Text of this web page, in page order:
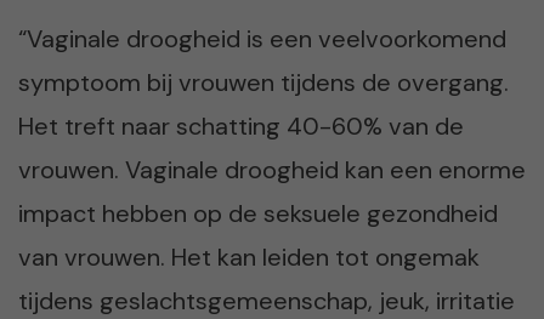
“Vaginale droogheid is een veelvoorkomend
symptoom bij vrouwen tijdens de overgang.
Het treft naar schatting 40-60% van de
vrouwen. Vaginale droogheid kan een enorme
impact hebben op de seksuele gezondheid
van vrouwen. Het kan leiden tot ongemak
tijdens geslachtsgemeenschap, jeuk, irritatie